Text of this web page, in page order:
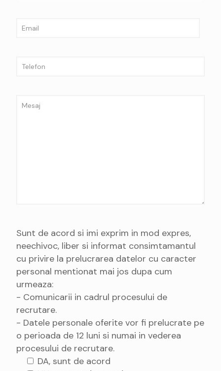
Sunt de acord si imi exprim in mod expres,
neechivoc, liber si informat consimtamantul
cu privire la prelucrarea datelor cu caracter
personal mentionat mai jos dupa cum
urmeaza:
- Comunicarii in cadrul procesului de
recrutare.
- Datele personale oferite vor fi prelucrate pe
o perioada de 12 luni si numai in vederea
procesului de recrutare.
DA, sunt de acord